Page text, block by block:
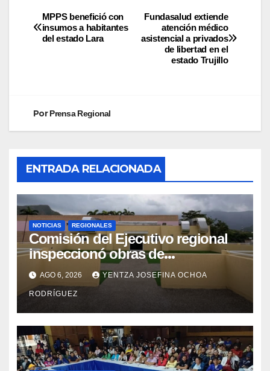
Fundasalud extiende
atención médico
asistencial a privados
de libertad en el
estado Trujillo
MPPS benefició con
insumos a habitantes
del estado Lara
PorPrensa Regional
ENTRADA RELACIONADA
NOTICIAS REGIONALES
Comisión del Ejecutivo regional
inspeccionó obras de
recuperación en la Maternidad
Integral Aragua
AGO 6, 2026 YENTZA JOSEFINA OCHOA
RODRÍGUEZ